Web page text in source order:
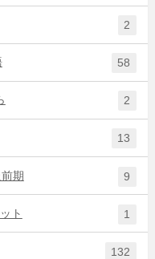
2
58
2
13
期 9
ト 1
132